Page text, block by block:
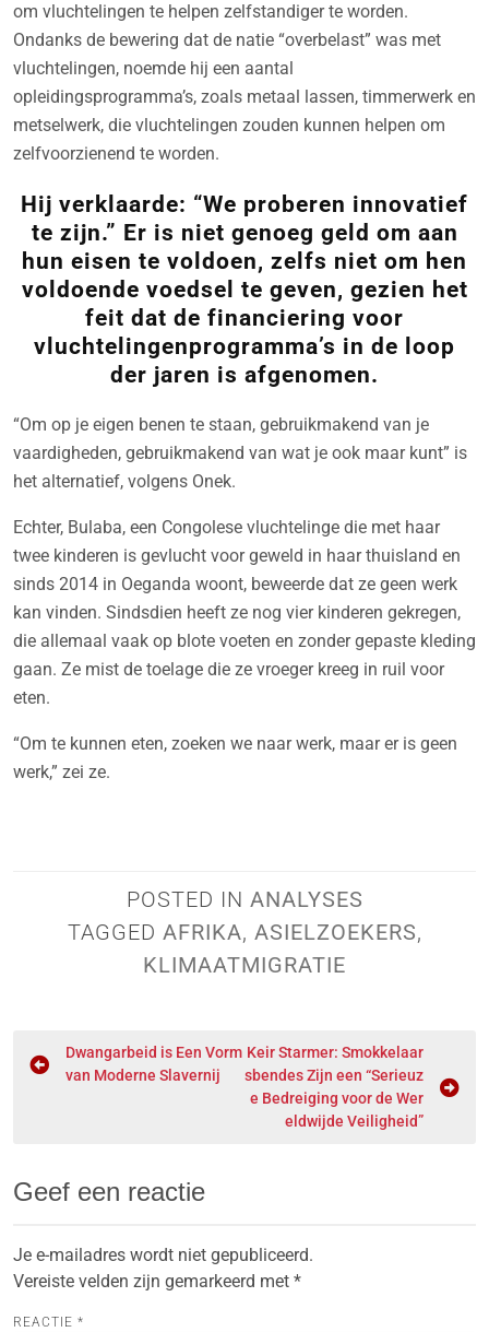
om vluchtelingen te helpen zelfstandiger te worden.
Ondanks de bewering dat de natie “overbelast” was met
vluchtelingen, noemde hij een aantal
opleidingsprogramma’s, zoals metaal lassen, timmerwerk en
metselwerk, die vluchtelingen zouden kunnen helpen om
zelfvoorzienend te worden.
Hij verklaarde: “We proberen innovatief
te zijn.” Er is niet genoeg geld om aan
hun eisen te voldoen, zelfs niet om hen
voldoende voedsel te geven, gezien het
feit dat de financiering voor
vluchtelingenprogramma’s in de loop
der jaren is afgenomen.
“Om op je eigen benen te staan, gebruikmakend van je
vaardigheden, gebruikmakend van wat je ook maar kunt” is
het alternatief, volgens Onek.
Echter, Bulaba, een Congolese vluchtelinge die met haar
twee kinderen is gevlucht voor geweld in haar thuisland en
sinds 2014 in Oeganda woont, beweerde dat ze geen werk
kan vinden. Sindsdien heeft ze nog vier kinderen gekregen,
die allemaal vaak op blote voeten en zonder gepaste kleding
gaan. Ze mist de toelage die ze vroeger kreeg in ruil voor
eten.
“Om te kunnen eten, zoeken we naar werk, maar er is geen
werk,” zei ze.
POSTED IN ANALYSES
TAGGED AFRIKA, ASIELZOEKERS,
KLIMAATMIGRATIE
Dwangarbeid is Een Vorm
van Moderne Slavernij
Keir Starmer: Smokkelaar
sbendes Zijn een “Serieuz
e Bedreiging voor de Wer
eldwijde Veiligheid”
Geef een reactie
Je e-mailadres wordt niet gepubliceerd.
Vereiste velden zijn gemarkeerd met *
REACTIE *